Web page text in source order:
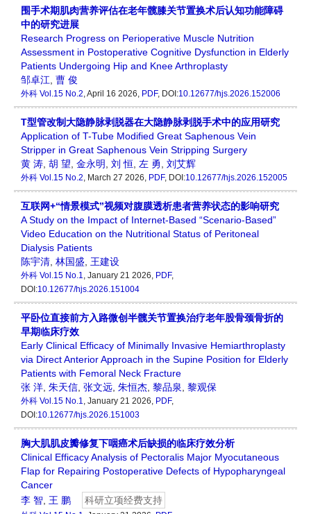
围手术期肌肉营养评估在老年髋膝关节置换术后认知功能障碍
中的研究进展
Research Progress on Perioperative Muscle Nutrition
Assessment in Postoperative Cognitive Dysfunction in Elderly
Patients Undergoing Hip and Knee Arthroplasty
邹卓江 曹 俊
外科 Vol.15 No.2, April 16 2026, PDF, DOI:10.12677/hjs.2026.152006
T型管改制大隐静脉剥脱器在大隐静脉剥脱手术中的应用研究
Application of T-Tube Modified Great Saphenous Vein
Stripper in Great Saphenous Vein Stripping Surgery
黄 涛 胡 望 金永明 刘 恒 左 勇 刘艾辉
外科 Vol.15 No.2, March 27 2026, PDF, DOI:10.12677/hjs.2026.152005
互联网+“情景模式”视频对腹膜透析患者营养状态的影响研究
A Study on the Impact of Internet-Based “Scenario-Based”
Video Education on the Nutritional Status of Peritoneal
Dialysis Patients
陈宇清 林国盛 王建设
外科 Vol.15 No.1, January 21 2026, PDF,
DOI:10.12677/hjs.2026.151004
平卧位直接前方入路微创半髋关节置换治疗老年股骨颈骨折的
早期临床疗效
Early Clinical Efficacy of Minimally Invasive Hemiarthroplasty
via Direct Anterior Approach in the Supine Position for Elderly
Patients with Femoral Neck Fracture
张 洋 朱天信 张文远 朱恒杰 黎品泉 黎观保
外科 Vol.15 No.1, January 21 2026, PDF,
DOI:10.12677/hjs.2026.151003
胸大肌肌皮瓣修复下咽癌术后缺损的临床疗效分析
Clinical Efficacy Analysis of Pectoralis Major Myocutaneous
Flap for Repairing Postoperative Defects of Hypopharyngeal
Cancer
李 智 王 鹏 科研立项经费支持